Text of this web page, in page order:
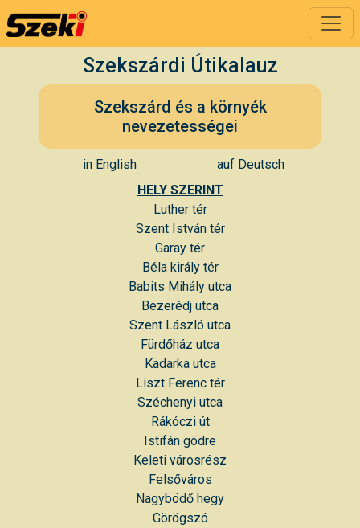
Szekszárdi Útikalauz
Szekszárd és a környék
nevezetességei
in English
auf Deutsch
HELY SZERINT
Luther tér
Szent István tér
Garay tér
Béla király tér
Babits Mihály utca
Bezerédj utca
Szent László utca
Fürdőház utca
Kadarka utca
Liszt Ferenc tér
Széchenyi utca
Rákóczi út
Istifán gödre
Keleti városrész
Felsőváros
Nagybödő hegy
Görögszó